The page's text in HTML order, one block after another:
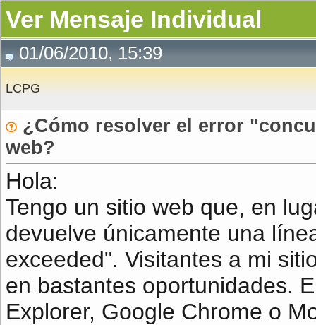
Ver Mensaje Individual
01/06/2010, 15:39
LCPG
¿Cómo resolver el error
web?
Hola:
Tengo un sitio web que, en
devuelve únicamente una
exceeded". Visitantes a mi
en bastantes oportunidades.
Explorer, Google Chrome o